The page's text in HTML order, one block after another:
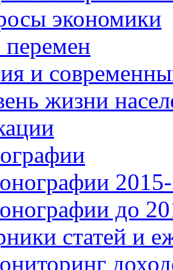
экономики
и
жизни
2015-
до
статей и